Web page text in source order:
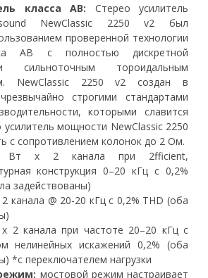
класса AB: Стерео усилитель
NewClassic 2250 v2 был
проверенной технологии
AB с полностью дискретной
сильноточным тороидальным
NewClassic 2250 v2 создан в
строгими стандартами
которыми славится
усилитель мощности NewClassic 2250
с сопротивлением колонок до 2 Ом.
x 2 канала при 2fficient,
конструкция 0–20 кГц с 0,2%
задействованы)
канала @ 20-20 кГц с 0,2% THD (оба
2 канала при частоте 20–20 кГц с
нелинейных искажений 0,2% (оба
*с переключателем нагрузки
мостовой режим настраивает